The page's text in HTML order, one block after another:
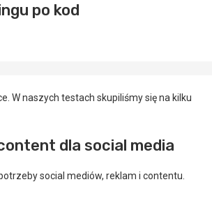
po kod
W naszych testach skupiliśmy się na kilku
dla social media
social mediów, reklam i contentu.